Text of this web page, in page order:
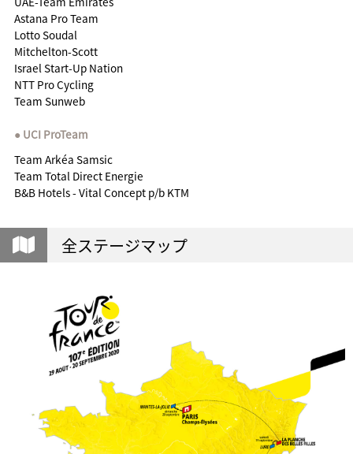
Astana Pro Team
Lotto Soudal
Mitchelton-Scott
Israel Start-Up Nation
NTT Pro Cycling
Team Sunweb
UCI ProTeam
Team Arkéa Samsic
Team Total Direct Energie
B&B Hotels - Vital Concept p/b KTM
全ステージマップ